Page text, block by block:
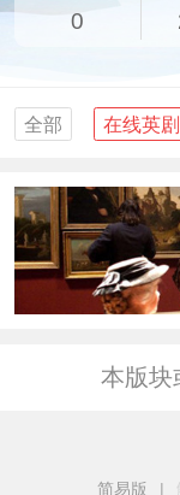
0
全部 在线英剧
本版块
简易版
|